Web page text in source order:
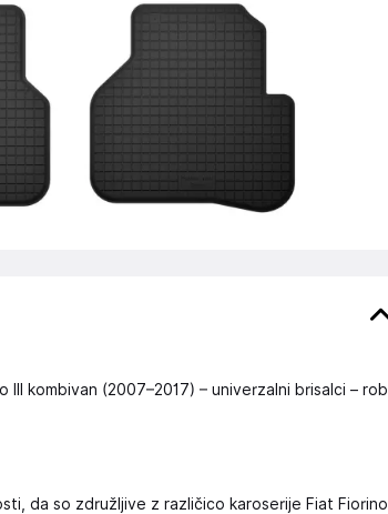
kombivan (2007–2017) – univerzalni brisalci – rob
da so združljive z različico karoserije Fiat Fiorino